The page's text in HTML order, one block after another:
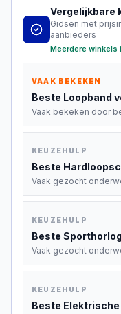
Vergelijkbare
Gidsen met
aanbieders
Meerdere winkels
VAAK BEKEKEN
Beste Loopband
Vaak bekeken door
KEUZEHULP
Beste
Vaak gezocht
KEUZEHULP
Beste
Vaak gezocht
KEUZEHULP
Beste